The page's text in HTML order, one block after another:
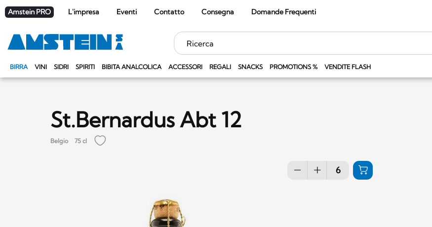
Amstein PRO L'impresa Eventi Contatto Consegna Domande Frequenti
BIRRA VINI SIDRI SPIRITI BIBITA ANALCOLICA ACCESSORI REGALI SNACKS PROMOTIONS % VENDITE FLASH
Parole
chiave
St.Bernardus Abt 12
Belgio 75 cl